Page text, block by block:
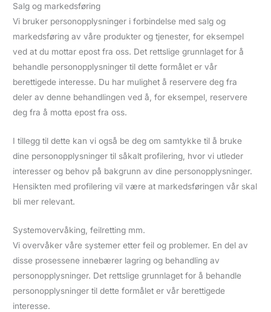
Salg og markedsføring
Vi bruker personopplysninger i forbindelse med salg og
markedsføring av våre produkter og tjenester, for eksempel
ved at du mottar epost fra oss. Det rettslige grunnlaget for å
behandle personopplysninger til dette formålet er vår
berettigede interesse. Du har mulighet å reservere deg fra
deler av denne behandlingen ved å, for eksempel, reservere
deg fra å motta epost fra oss.
I tillegg til dette kan vi også be deg om samtykke til å bruke
dine personopplysninger til såkalt profilering, hvor vi utleder
interesser og behov på bakgrunn av dine personopplysninger.
Hensikten med profilering vil være at markedsføringen vår skal
bli mer relevant.
Systemovervåking, feilretting mm.
Vi overvåker våre systemer etter feil og problemer. En del av
disse prosessene innebærer lagring og behandling av
personopplysninger. Det rettslige grunnlaget for å behandle
personopplysninger til dette formålet er vår berettigede
interesse.